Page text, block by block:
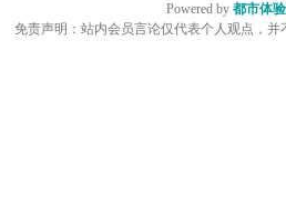
Powered by 都市体
免责声明：站内会员言论仅代表个人观点，